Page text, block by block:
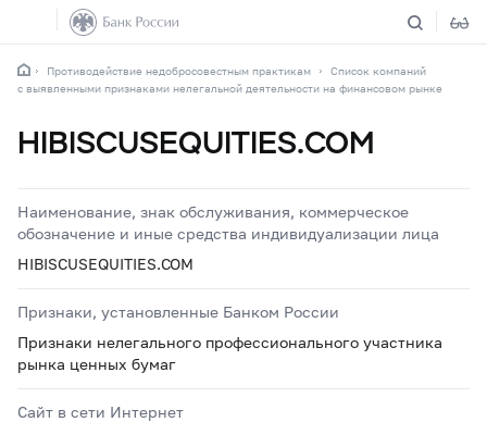
Противодействие недобросовестным практикам
Список компаний
с выявленными признаками нелегальной деятельности на финансовом рынке
HIBISCUSEQUITIES.COM
Наименование, знак обслуживания, коммерческое
обозначение и иные средства индивидуализации лица
HIBISCUSEQUITIES.COM
Признаки, установленные Банком России
Признаки нелегального профессионального участника
рынка ценных бумаг
Сайт в сети Интернет